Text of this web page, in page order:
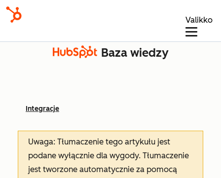
Valikko
Baza wiedzy
Integracje
Uwaga: Tłumaczenie tego artykułu jest
podane wyłącznie dla wygody. Tłumaczenie
jest tworzone automatycznie za pomocą